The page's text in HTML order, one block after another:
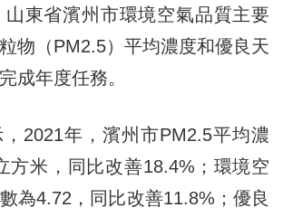
東省濱州市環境空氣品質主要
物（PM2.5）平均濃度和優良天
成年度任務。
年，濱州市PM2.5平均濃
方米，同比改善18.4%；環境空
為4.72，同比改善11.8%；優良